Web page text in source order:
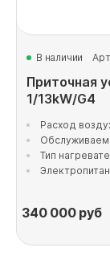
В наличии
Приточная
1/13kW/G4
Расход
Тип
340 000руб